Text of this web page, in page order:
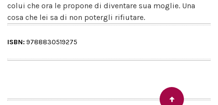
colui che ora le propone di diventare sua moglie. Una
cosa che lei sa di non potergli rifiutare.
ISBN: 9788830519275